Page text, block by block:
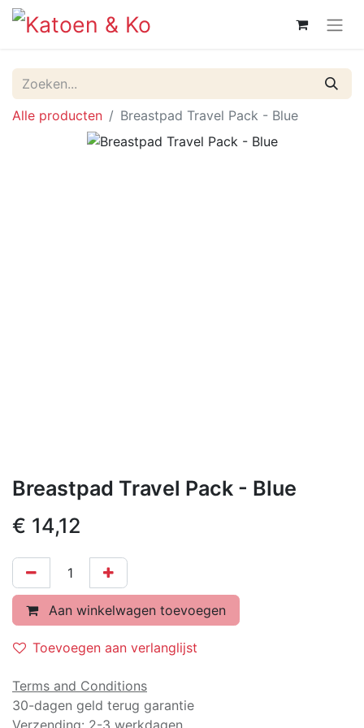
Alle producten Breastpad Travel Pack - Blue
Breastpad Travel Pack - Blue
€ 14,12
Aan winkelwagen toevoegen
Toevoegen aan verlanglijst
Terms and Conditions
30-dagen geld terug garantie
Verzending: 2-3 werkdagen